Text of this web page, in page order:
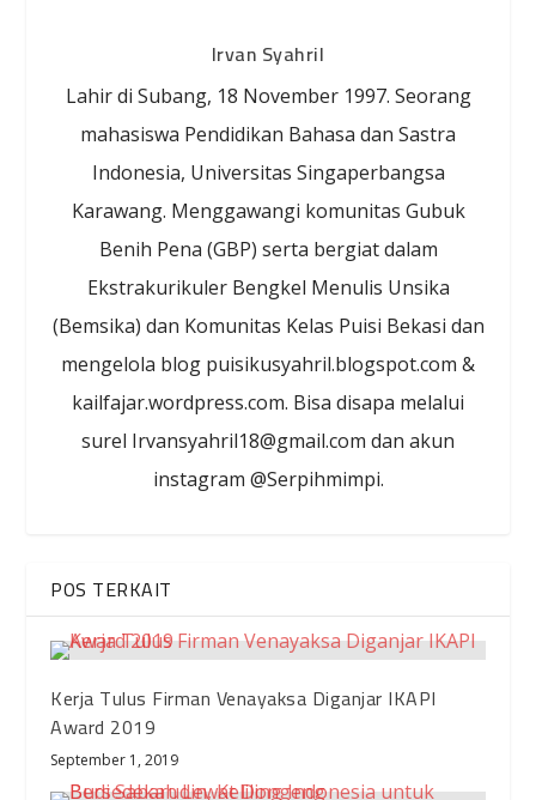
Irvan Syahril
Lahir di Subang, 18 November 1997. Seorang
mahasiswa Pendidikan Bahasa dan Sastra
Indonesia, Universitas Singaperbangsa
Karawang. Menggawangi komunitas Gubuk
Benih Pena (GBP) serta bergiat dalam
Ekstrakurikuler Bengkel Menulis Unsika
(Bemsika) dan Komunitas Kelas Puisi Bekasi dan
mengelola blog puisikusyahril.blogspot.com &
kailfajar.wordpress.com. Bisa disapa melalui
surel Irvansyahril18@gmail.com dan akun
instagram @Serpihmimpi.
POS TERKAIT
Kerja Tulus Firman Venayaksa Diganjar IKAPI
Award 2019
September 1, 2019